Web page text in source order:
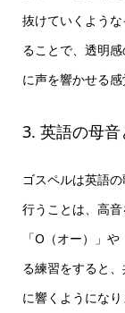
抜けていくよう
ることで、透明
に声を響かせる
3. 英語の母
ゴスペルは英語
行うことは、高
「O（オー）」
る練習をすると
に響くようになり